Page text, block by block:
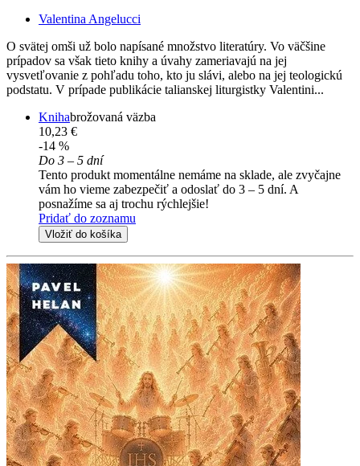
Valentina Angelucci
O svätej omši už bolo napísané množstvo literatúry. Vo väčšine
prípadov sa však tieto knihy a úvahy zameriavajú na jej
vysvetľovanie z pohľadu toho, kto ju slávi, alebo na jej teologickú
podstatu. V prípade publikácie talianskej liturgistky Valentini...
Knihabrožovaná väzba
10,23 €
-14 %
Do 3 – 5 dní
Tento produkt momentálne nemáme na sklade, ale zvyčajne
vám ho vieme zabezpečiť a odoslať do 3 – 5 dní. A
posnažíme sa aj trochu rýchlejšie!
Pridať do zoznamu
Vložiť do košíka